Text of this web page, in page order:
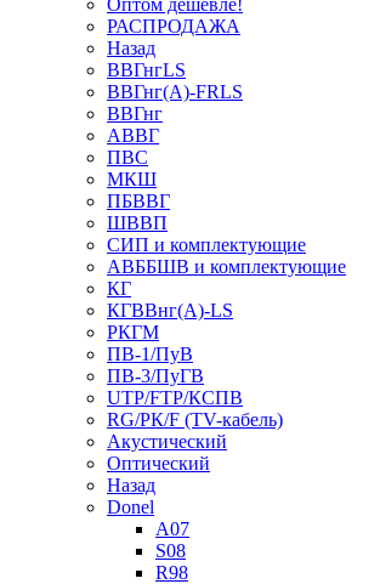
РАСПРОДАЖА
Назад
ВВГнгLS
ВВГнг(А)-FRLS
ВВГнг
АВВГ
ПВС
МКШ
ПБВВГ
ШВВП
СИП и комплектующие
АВББШВ и комплектующие
КГ
КГВВнг(А)-LS
РКГМ
ПВ-1/ПуВ
ПВ-3/ПуГВ
UTP/FTP/КСПВ
RG/РК/F (TV-кабель)
Акустический
Оптический
Назад
Donel
A07
S08
R98